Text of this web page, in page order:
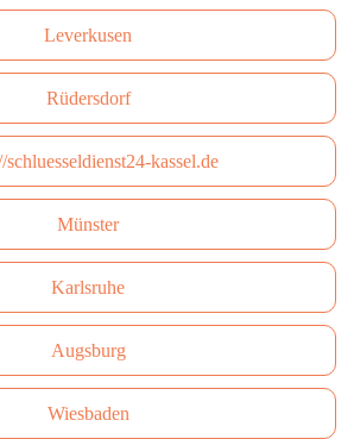
Leverkusen
Rüdersdorf
schluesseldienst24-kassel.de
Münster
Karlsruhe
Augsburg
Wiesbaden